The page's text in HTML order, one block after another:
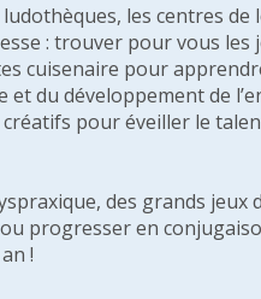
les centres
: trouver pour vous
cuisenaire pour
du développement de
pour éveiller le
des grands jeux
progresser en
!